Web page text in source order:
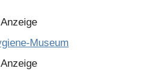
Anzeige
Anzeige
Anzeige